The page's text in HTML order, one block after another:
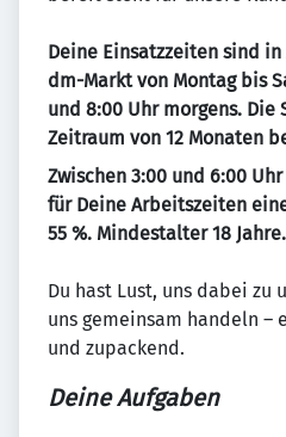
Deine Einsatzzeiten sind
dm-Markt von Montag bis
und 8:00 Uhr morgens.
Zeitraum von 12 Monaten
Zwischen 3:00 und 6:00
für Deine Arbeitszeiten
55 %. Mindestalter 18 Jahre.
Du hast Lust, uns dabei zu
uns gemeinsam handeln –
und zupackend.
Deine Aufgaben